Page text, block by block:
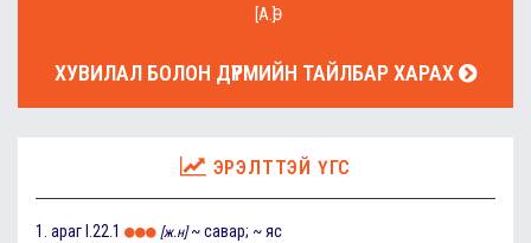
[А.Ө]
ХУВИЛАЛ БОЛОН ДҮРМИЙН ТАЙЛБАР ХАРАХ
ЭРЭЛТТЭЙ ҮГС
1. араг I.22.1 [ж.н] ~ савар; ~ яс